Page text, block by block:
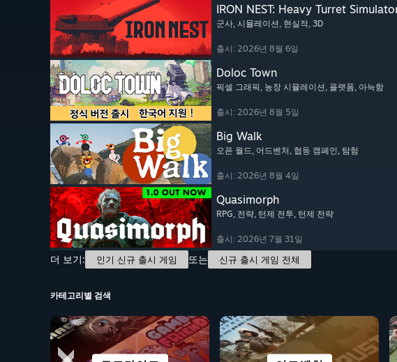
IRON NEST: Heavy Turret
군사, 시뮬레이션 , 현실적 , 3D
출시: 2026년 8월 6일
Doloc Town
픽셀 그래픽 , 농장 시뮬레이션 , 플랫폼, 아늑함
출시: 2026년 8월 5일
Big Walk
오픈 월드, 어드벤처 , 협동 캠페인 , 탐험
출시: 2026년 8월 4일
Quasimorph
RPG, 전략, 턴제 전투, 턴제 전략
출시: 2026년 7월 31일
더 보기:
인기 신규 출시 게임 또는 신규 출시 게임 전체
카테고리별 검색